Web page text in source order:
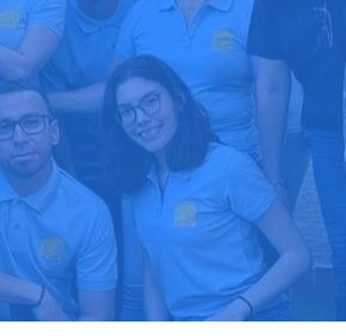
gratis
919 03 52 24
confían en nosotros
⭐⭐⭐⭐⭐